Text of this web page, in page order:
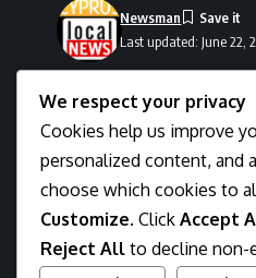
Last updated: June 22,
Newsman
We respect your privacy
Cookies help us improve
personalized content, and
choose which cookies to
Customize. Click Accept
Reject All to decline non-